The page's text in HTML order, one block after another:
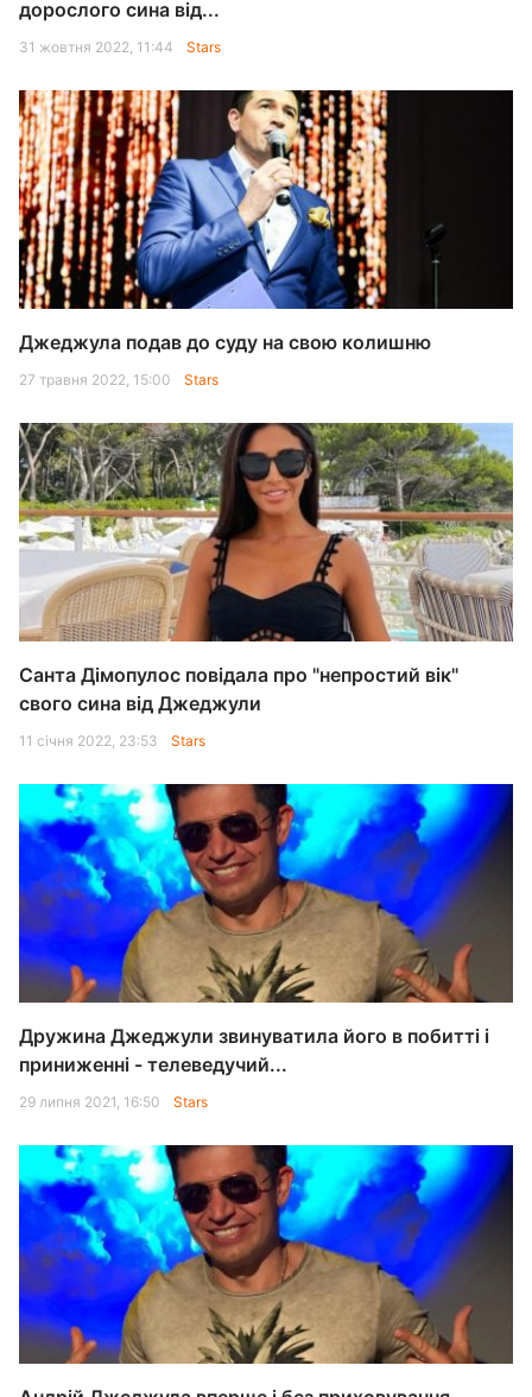
дорослого сина від...
31 жовтня 2022, 11:44 Stars
Джеджула подав до суду на свою колишню
27 травня 2022, 15:00 Stars
Санта Дімопулос повідала про "непростий вік"
свого сина від Джеджули
11 січня 2022, 23:53 Stars
Дружина Джеджули звинуватила його в побитті і
приниженні - телеведучий...
29 липня 2021, 16:50 Stars